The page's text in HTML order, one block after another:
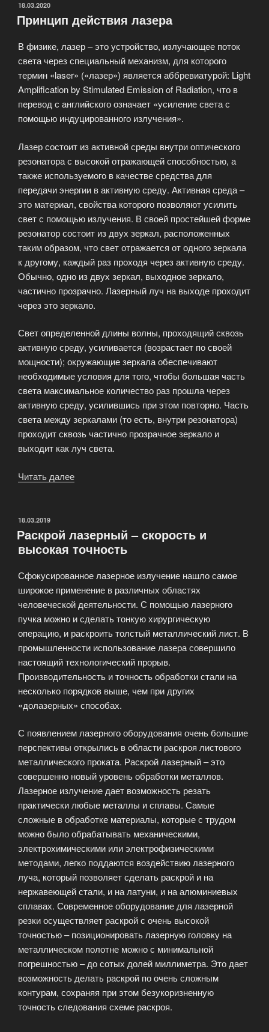
компании
ОПУБЛИКОВАНО
18.03.2020
Принцип действия лазера
В физике, лазер – это устройство, излучающее поток
света через специальный механизм, для которого
термин «laser» («лазер») является аббревиатурой: Light
Amplification by Stimulated Emission of Radiation, что в
перевод с английского означает «усиление света с
помощью индуцированного излучения».
Лазер состоит из активной среды внутри оптического
резонатора с высокой отражающей способностью, а
также используемого в качестве средства для
передачи энергии в активную среду. Активная среда –
это материал, свойства которого позволяют усилить
свет с помощью излучения. В своей простейшей форме
резонатор состоит из двух зеркал, расположенных
таким образом, что свет отражается от одного зеркала
к другому, каждый раз проходя через активную среду.
Обычно, одно из двух зеркал, выходное зеркало,
частично прозрачно. Лазерный луч на выходе проходит
через это зеркало.
Свет определенной длины волны, проходящий сквозь
активную среду, усиливается (возрастает по своей
мощности); окружающие зеркала обеспечивают
необходимые условия для того, чтобы большая часть
света максимальное количество раз прошла через
активную среду, усилившись при этом повторно. Часть
света между зеркалами (то есть, внутри резонатора)
проходит сквозь частично прозрачное зеркало и
выходит как луч света.
Читать далее
ОПУБЛИКОВАНО
18.03.2019
Раскрой лазерный – скорость и
высокая точность
Сфокусированное лазерное излучение нашло самое
широкое применение в различных областях
человеческой деятельности. С помощью лазерного
пучка можно и сделать тонкую хирургическую
операцию, и раскроить толстый металлический лист. В
промышленности использование лазера совершило
настоящий технологический прорыв.
Производительность и точность обработки стали на
несколько порядков выше, чем при других
«долазерных» способах.
С появлением лазерного оборудования очень большие
перспективы открылись в области раскроя листового
металлического проката. Раскрой лазерный – это
совершенно новый уровень обработки металлов.
Лазерное излучение дает возможность резать
практически любые металлы и сплавы. Самые
сложные в обработке материалы, которые с трудом
можно было обрабатывать механическими,
электрохимическими или электрофизическими
методами, легко поддаются воздействию лазерного
луча, который позволяет сделать раскрой и на
нержавеющей стали, и на латуни, и на алюминиевых
сплавах. Современное оборудование для лазерной
резки осуществляет раскрой с очень высокой
точностью – позиционировать лазерную головку на
металлическом полотне можно с минимальной
погрешностью – до сотых долей миллиметра. Это дает
возможность делать раскрой по очень сложным
контурам, сохраняя при этом безукоризненную
точность следования схеме раскроя.